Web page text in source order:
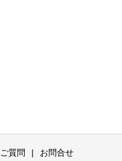
ご質問 お問合せ